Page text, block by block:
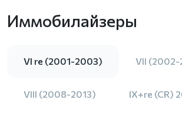
Иммобилайзеры
VI re (2001-2003) VII
VIII (2008-2013) IX+re (CR)